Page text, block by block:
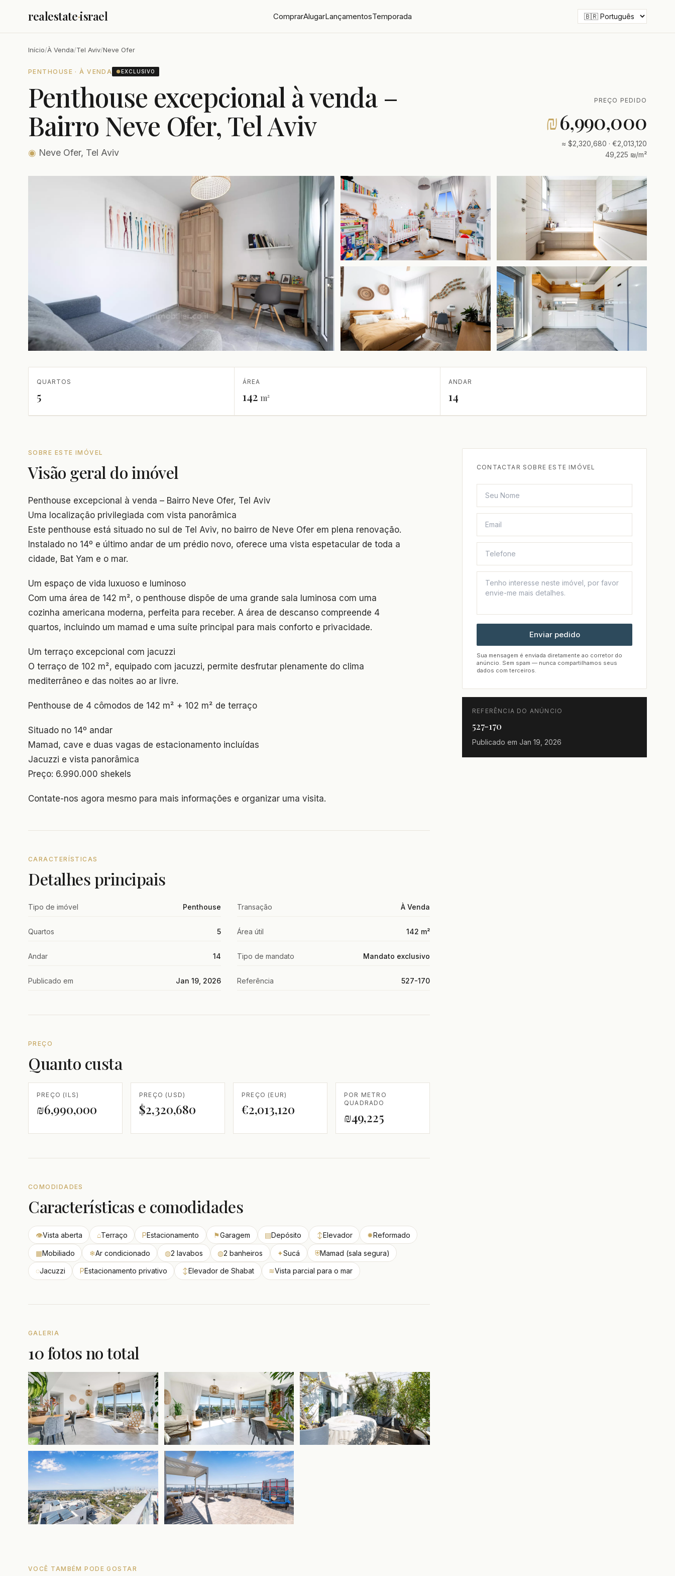
realestate·israel ComprarAlugarLançamentosTemporada
Início/À Venda/Tel Aviv/Neve Ofer
PENTHOUSE · À VENDA ●EXCLUSIVO
Penthouse excepcional à venda –
Bairro Neve Ofer, Tel Aviv
◉ Neve Ofer, Tel Aviv
PREÇO PEDIDO
₪6,990,000
≈ $2,320,680 · €2,013,120
49,225 ₪/m²
QUARTOS
5
ÁREA
142 m²
ANDAR
14
SOBRE ESTE IMÓVEL
Visão geral do imóvel
Penthouse excepcional à venda – Bairro Neve Ofer, Tel Aviv
Uma localização privilegiada com vista panorâmica
Este penthouse está situado no sul de Tel Aviv, no bairro de Neve Ofer em plena renovação.
Instalado no 14º e último andar de um prédio novo, oferece uma vista espetacular de toda a
cidade, Bat Yam e o mar.
Um espaço de vida luxuoso e luminoso
Com uma área de 142 m², o penthouse dispõe de uma grande sala luminosa com uma
cozinha americana moderna, perfeita para receber. A área de descanso compreende 4
quartos, incluindo um mamad e uma suíte principal para mais conforto e privacidade.
Um terraço excepcional com jacuzzi
O terraço de 102 m², equipado com jacuzzi, permite desfrutar plenamente do clima
mediterrâneo e das noites ao ar livre.
Penthouse de 4 cômodos de 142 m² + 102 m² de terraço
Situado no 14º andar
Mamad, cave e duas vagas de estacionamento incluídas
Jacuzzi e vista panorâmica
Preço: 6.990.000 shekels
Contate-nos agora mesmo para mais informações e organizar uma visita.
CARACTERÍSTICAS
Detalhes principais
Tipo de imóvel Penthouse Transação À Venda
Quartos 5 Área útil 142 m²
Andar 14 Tipo de mandato Mandato exclusivo
Publicado em Jan 19, 2026 Referência 527-170
PREÇO
Quanto custa
PREÇO (ILS)
₪6,990,000
PREÇO (USD)
$2,320,680
PREÇO (EUR)
€2,013,120
POR METRO
QUADRADO
₪49,225
COMODIDADES
Características e comodidades
👁Vista aberta ⌂Terraço PEstacionamento ⚑Garagem ▤Depósito ↕Elevador ✹Reformado
▦Mobiliado ❄Ar condicionado ◍2 lavabos ◍2 banheiros ✦Sucá ⛨Mamad (sala segura)
◌Jacuzzi PEstacionamento privativo ↕Elevador de Shabat ≋Vista parcial para o mar
GALERIA
10 fotos no total
CONTACTAR SOBRE ESTE IMÓVEL
Enviar pedido
Sua mensagem é enviada diretamente ao corretor do
anúncio. Sem spam — nunca compartilhamos seus
dados com terceiros.
REFERÊNCIA DO ANÚNCIO
527-170
Publicado em Jan 19, 2026
VOCÊ TAMBÉM PODE GOSTAR